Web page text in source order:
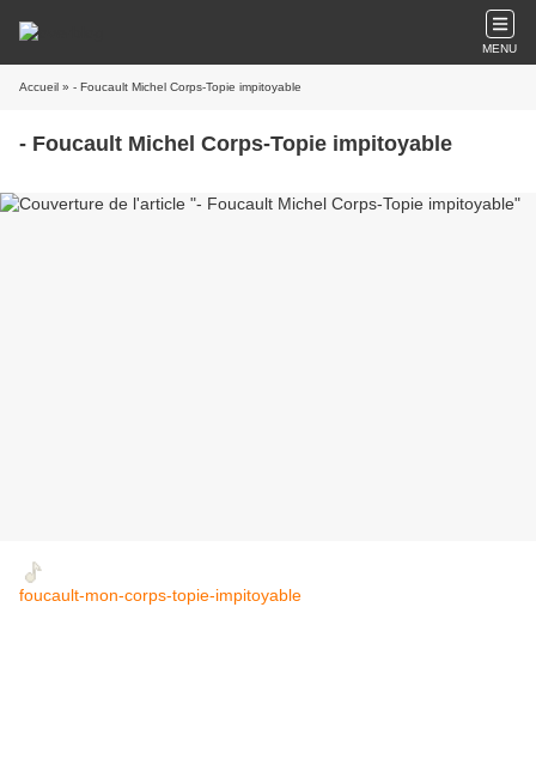
MENU
Accueil » - Foucault Michel Corps-Topie impitoyable
- Foucault Michel Corps-Topie impitoyable
foucault-mon-corps-topie-impitoyable